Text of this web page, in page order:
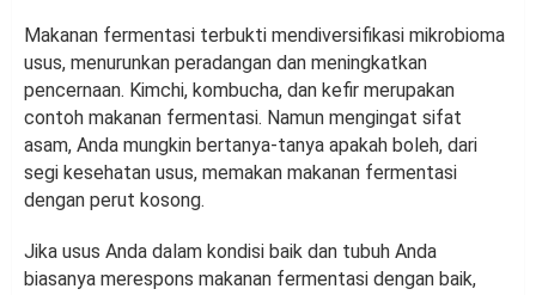
Makanan fermentasi terbukti mendiversifikasi mikrobioma
usus, menurunkan peradangan dan meningkatkan
pencernaan. Kimchi, kombucha, dan kefir merupakan
contoh makanan fermentasi. Namun mengingat sifat
asam, Anda mungkin bertanya-tanya apakah boleh, dari
segi kesehatan usus, memakan makanan fermentasi
dengan perut kosong.
Jika usus Anda dalam kondisi baik dan tubuh Anda
biasanya merespons makanan fermentasi dengan baik,